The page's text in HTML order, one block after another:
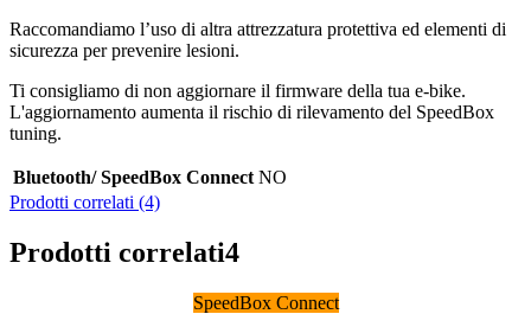
Raccomandiamo l’uso di altra attrezzatura protettiva ed elementi di
sicurezza per prevenire lesioni.
Ti consigliamo di non aggiornare il firmware della tua e-bike.
L'aggiornamento aumenta il rischio di rilevamento del SpeedBox
tuning.
Bluetooth/ SpeedBox Connect NO
Prodotti correlati (4)
Prodotti correlati4
SpeedBox Connect